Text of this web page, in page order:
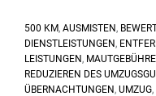
500 KM, AUSMISTEN,
DIENSTLEISTUNGEN,
LEISTUNGEN,
REDUZIEREN DES
ÜBERNACHTUNGEN, UMZUG,